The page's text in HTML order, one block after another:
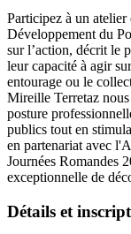
Participez à un
Développement du
sur l’action, décrit le
leur capacité à agir
entourage ou le
Mireille Terretaz
posture
publics tout en
en partenariat avec
Journées Romandes
exceptionnelle de
Détails et